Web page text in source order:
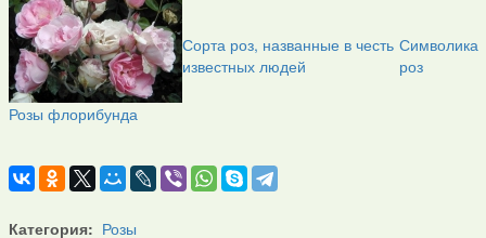
Розы флорибунда
Сорта роз, названные в честь
известных людей
Символика
роз
Категория: Розы